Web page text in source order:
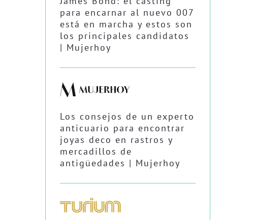
para encarnar al nuevo 007
está en marcha y estos son
los principales candidatos
| Mujerhoy
Los consejos de un experto
anticuario para encontrar
joyas deco en rastros y
mercadillos de
antigüedades | Mujerhoy